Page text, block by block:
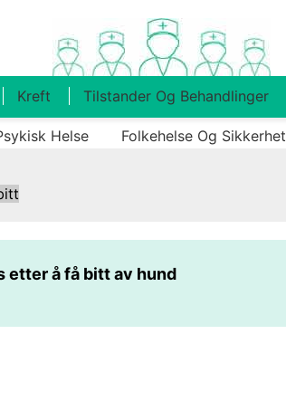
Kreft Tilstander Og Behandlinger
Helse Folkehelse Og Sikkerhet
etter å få bitt av hund